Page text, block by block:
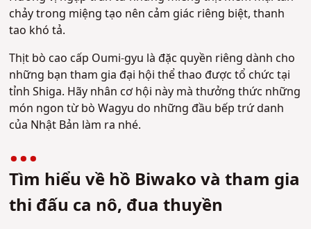
chảy trong miệng tạo nên cảm giác riêng biệt, thanh
tao khó tả.
Thịt bò cao cấp Oumi-gyu là đặc quyền riêng dành cho
những bạn tham gia đại hội thể thao được tổ chức tại
tỉnh Shiga. Hãy nhân cơ hội này mà thưởng thức những
món ngon từ bò Wagyu do những đầu bếp trứ danh
của Nhật Bản làm ra nhé.
Tìm hiểu về hồ Biwako và tham gia
thi đấu ca nô, đua thuyền